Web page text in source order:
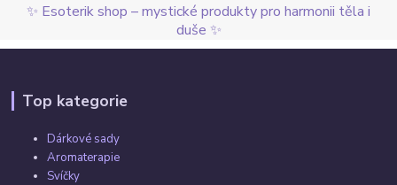
✨ Esoterik shop – mystické produkty pro harmonii těla i
duše ✨
Top kategorie
Dárkové sady
Aromaterapie
Svíčky